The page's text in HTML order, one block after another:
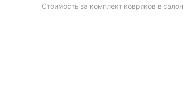
Стоимость за комплект ковриков в салон